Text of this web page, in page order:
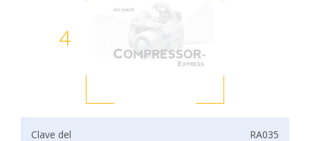
4
Clave del RA035